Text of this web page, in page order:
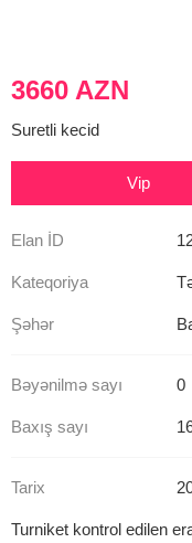
3660 AZN
Suretli kecid
Vip
Elan İD
Kateqoriya
Şəhər
Bəyənilmə sayı 0
Baxış sayı
Tarix
Turniket kontrol edilen